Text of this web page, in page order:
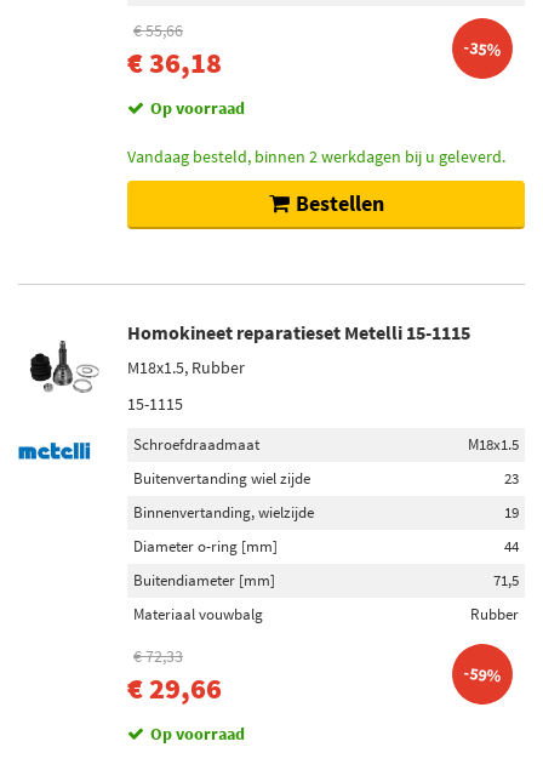
€ 55,66
€ 36,18 -35%
Op voorraad
Vandaag besteld, binnen 2 werkdagen bij u geleverd.
Bestellen
Homokineet reparatieset Metelli 15-1115
M18x1.5, Rubber
15-1115
Schroefdraadmaat
M18x1.5
Buitenvertanding wiel zijde
23
Binnenvertanding, wielzijde
19
Diameter o-ring [mm]
44
Buitendiameter [mm]
71,5
Materiaal vouwbalg
Rubber
€ 72,33
€ 29,66 -59%
Op voorraad